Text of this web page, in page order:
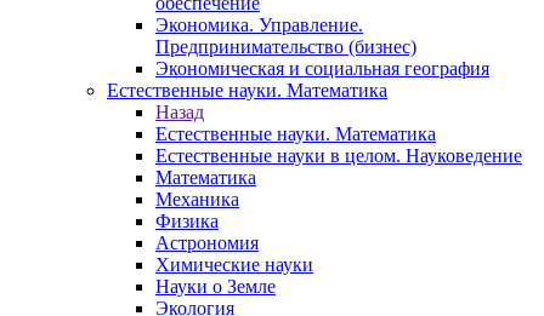
Экономика. Управление.
Предпринимательство (бизнес)
Экономическая и социальная география
Естественные науки. Математика
Назад
Естественные науки. Математика
Естественные науки в целом. Науковедение
Математика
Механика
Физика
Астрономия
Химические науки
Науки о Земле
Экология